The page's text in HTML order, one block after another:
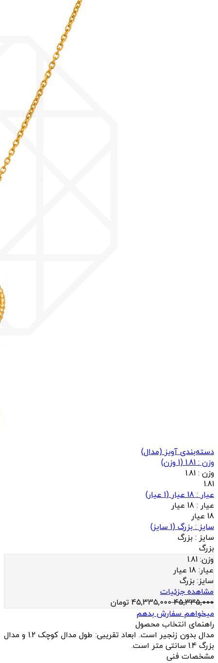
دسته‌بندی آویز (مدال)
وزن : 1.81
(
1 وزن)
وزن : 1.81
1.81
عيار : 18 عیار
(
1 عيار)
عيار : 18 عیار
18 عیار
سایز : بزرگ(
1 سایز)
سایز : بزرگ
بزرگ
وزن: 1.81
عيار: 18 عیار
سایز: بزرگ
مشاهده جزئیات
45,335,000
45,335,000 تومان
میخواهم سفارش بدهم
راهنمای انتخاب محصول
مدال بدون زنجیر است. ابعاد تقریبی: طول مدال کوچک 1.2 و مدال
بزرگ 1.4 سانتی متر است.
مشخصات فنی